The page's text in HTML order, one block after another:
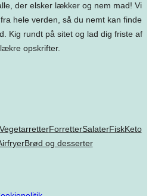
der elsker lækker og nem mad! Vi
hele verden, så du nemt kan finde
Kig rundt på sitet og lad dig friste af
opskrifter.
ForretterSalaterFiskKeto
Brød og desserter